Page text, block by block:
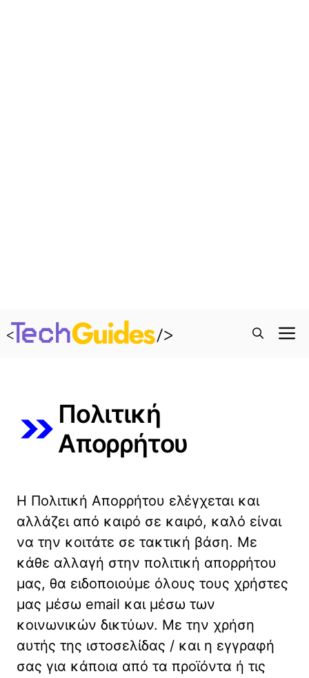
Πολιτική
Απορρήτου
Η Πολιτική Απορρήτου ελέγχεται και
αλλάζει από καιρό σε καιρό, καλό είναι
να την κοιτάτε σε τακτική βάση. Με
κάθε αλλαγή στην πολιτική απορρήτου
μας, θα ειδοποιούμε όλους τους χρήστες
μας μέσω email και μέσω των
κοινωνικών δικτύων. Με την χρήση
αυτής της ιστοσελίδας / και η εγγραφή
σας για κάποια από τα προϊόντα ή τις